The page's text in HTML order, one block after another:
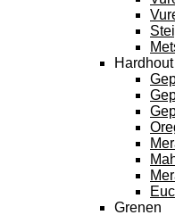
Hardhout
Grenen